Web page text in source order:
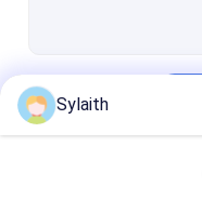
Fogli di acciaio
Sylaith